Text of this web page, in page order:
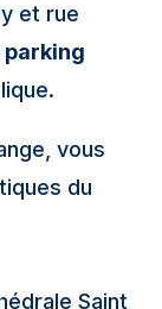
et rue
parking
vous
du
Saint